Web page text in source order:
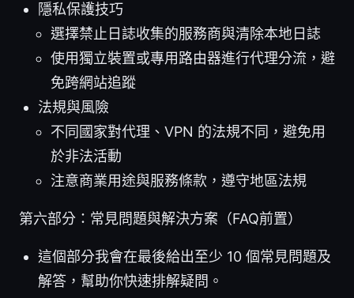
隱私保護技巧
選擇禁止日誌收集的服務商與清除本地日誌
使用獨立裝置或專用路由器進行代理分流，避
免跨網站追蹤
法規與風險
不同國家對代理、VPN 的法規不同，避免用
於非法活動
注意商業用途與服務條款，遵守地區法規
第六部分：常見問題與解決方案（FAQ前置）
這個部分我會在最後給出至少 10 個常見問題及
解答，幫助你快速排解疑問。